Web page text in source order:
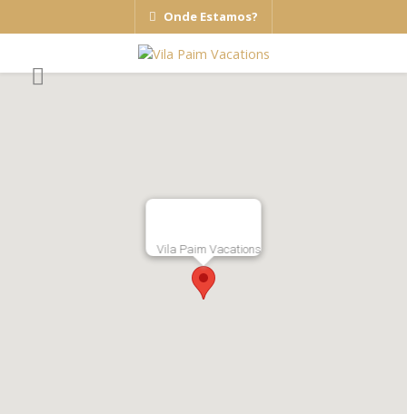
Onde Estamos?
Vila Paim Vacations